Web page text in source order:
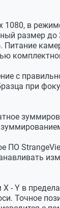
1080, в
размер до
Питание
с
при
ПО
- Y в
Точное